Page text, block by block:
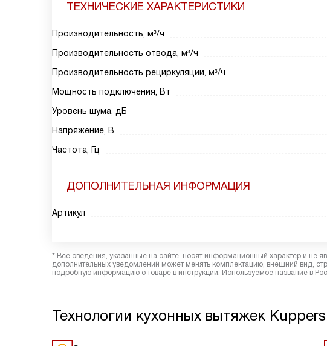
ТЕХНИЧЕСКИЕ ХАРАКТЕРИСТИКИ
Производительность, м³/ч
Производительность отвода, м³/ч
Производительность рециркуляции, м³/ч
Мощность подключения, Вт
Уровень шума, дБ
Напряжение, В
Частота, Гц
ДОПОЛНИТЕЛЬНАЯ ИНФОРМАЦИЯ
Артикул
* Все сведения, указанные на сайте, носят информационный характер и не
дополнительных уведомлений может менять комплектацию, внешний вид,
подробную информацию о товаре в инструкции. Используемое название в
Технологии кухонных вытяжек